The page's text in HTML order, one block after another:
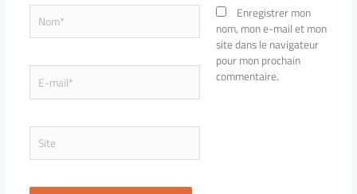
Nom*
E-
mail*
Site
Enregistrer mon
nom, mon e-mail et mon
site dans le navigateur
pour mon prochain
commentaire.